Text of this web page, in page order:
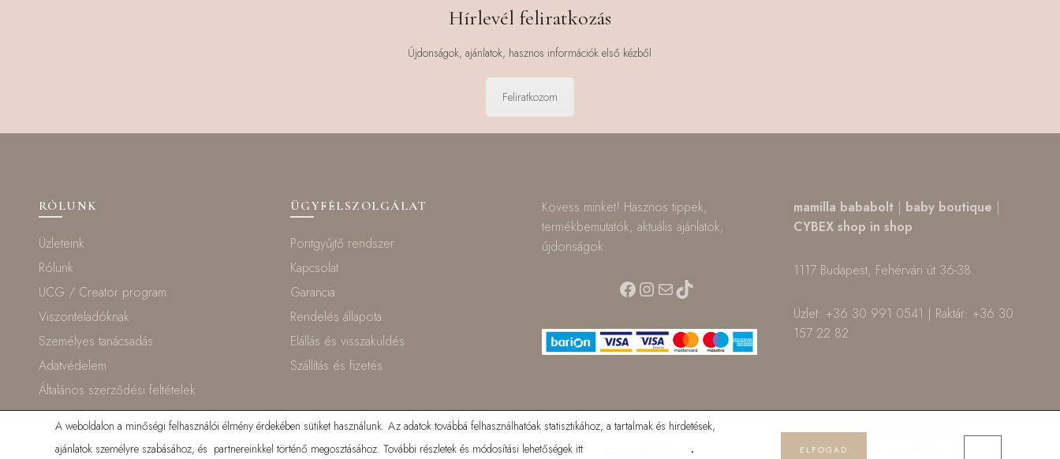
Hírlevél feliratkozás
Újdonságok, ajánlatok, hasznos információk első kézből
Feliratkozom
RÓLUNK
Üzleteink
Rólunk
UCG / Creator program
Viszonteladóknak
Személyes tanácsadás
Adatvédelem
Általános szerződési feltételek
ÜGYFÉLSZOLGÁLAT
Pontgyűjtő rendszer
Kapcsolat
Garancia
Rendelés állapota
Elállás és visszaküldés
Szállítás és fizetés
Kövess minket! Hasznos tippek,
termékbemutatók, aktuális ajánlatok,
újdonságok:
Facebook
Instagram
MailTikTok
mamilla bababolt | baby boutique |
CYBEX shop in shop
1117 Budapest, Fehérvári út 36-38.
Üzlet: +36 30 991 0541 | Raktár: +36 30
157 22 82
A weboldalon a minőségi felhasználói élmény érdekében sütiket használunk. Az adatok továbbá felhasználhatóak statisztikához, a tartalmak és hirdetések,
ajánlatok személyre szabásához, és partnereinkkel történő megosztásához. További részletek és módosítási lehetőségek itt
. ELFOGAD